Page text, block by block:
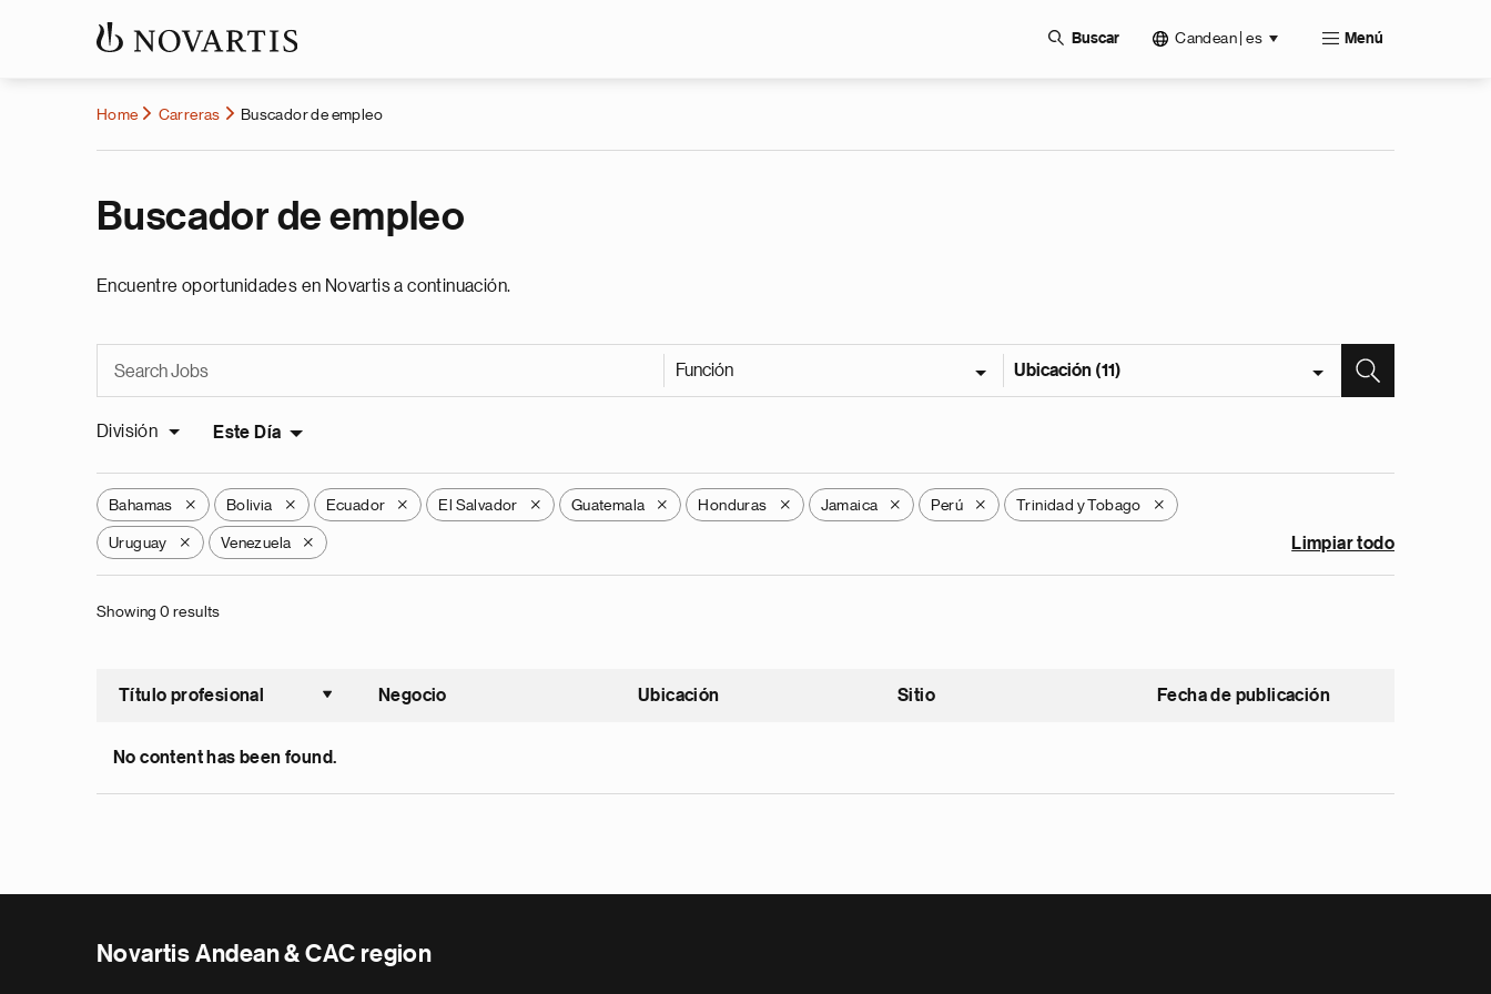
Buscar Candean | es Menú
Home Carreras Buscador de empleo
Buscador de empleo
Encuentre oportunidades en Novartis a continuación.
Función Ubicación (11)
División Este Día
Bahamas X Bolivia X Ecuador X El Salvador X Guatemala X Honduras X Jamaica X Perú X Trinidad y Tobago X
Uruguay X Venezuela X Limpiar todo
Showing 0 results
Título profesional
Ordenar ascendente
Negocio Ubicación Sitio Fecha de publicación
No content has been found.
Novartis Andean & CAC region